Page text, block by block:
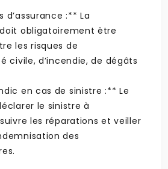
d’assurance :** La
obligatoirement être
les risques de
civile, d’incendie, de dégâts
en cas de sinistre :** Le
le sinistre à
suivre les réparations et veiller
des